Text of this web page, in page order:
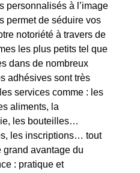
personnalisés à l’image
permet de séduire vos
notoriété à travers de
les plus petits tel que
dans de nombreux
adhésives sont très
services comme : les
aliments, la
les bouteilles…
les inscriptions… tout
avantage du
: pratique et